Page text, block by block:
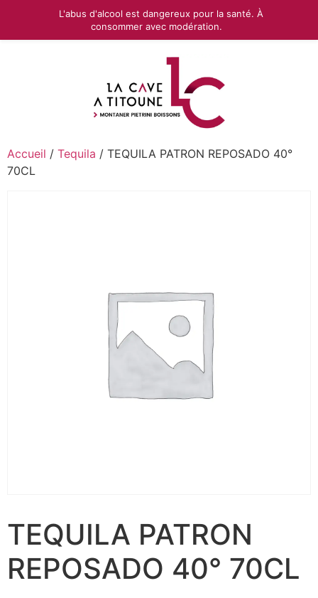
Accueil / Tequila / TEQUILA PATRON REPOSADO 40°
70CL
TEQUILA PATRON
REPOSADO 40° 70CL
L'abus d'alcool est dangereux pour la santé. À
consommer avec modération.